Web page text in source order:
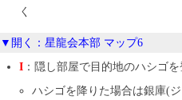
く
▼開く：星龍会本部 マップ6
I ：隠し部屋で目的地のハシゴを
ハシゴを降りた場合は銀庫(